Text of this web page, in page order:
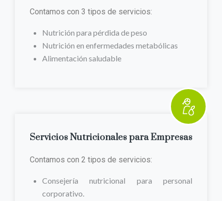
Contamos con 3 tipos de servicios:
Nutrición para pérdida de peso
Nutrición en enfermedades metabólicas
Alimentación saludable
Servicios Nutricionales para Empresas
Contamos con 2 tipos de servicios:
Consejería nutricional para personal
corporativo.